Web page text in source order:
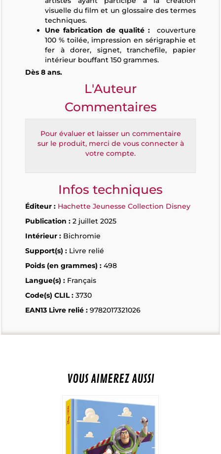
visuelle du film et un glossaire des termes
techniques.
Une fabrication de qualité :couverture
100 % toilée, impression en sérigraphie et
fer à dorer, signet, tranchefile, papier
intérieur bouffant 150 grammes.
Dès 8 ans.
L'Auteur
Commentaires
Pour évaluer et laisser un commentaire
sur le produit, merci de vous connecter à
votre compte.
Infos techniques
Éditeur : Hachette Jeunesse Collection Disney
Publication : 2 juillet 2025
Intérieur : Bichromie
Support(s) : Livre relié
Poids (en grammes) : 498
Langue(s) : Français
Code(s) CLIL : 3730
EAN13 Livre relié : 9782017321026
VOUS AIMEREZ AUSSI